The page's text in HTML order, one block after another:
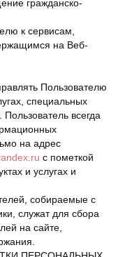
гражданско-
к сервисам,
на Веб-
Пользователю
специальных
всегда
на адрес
с пометкой
и услугах и
собираемые с
служат для сбора
на сайте,